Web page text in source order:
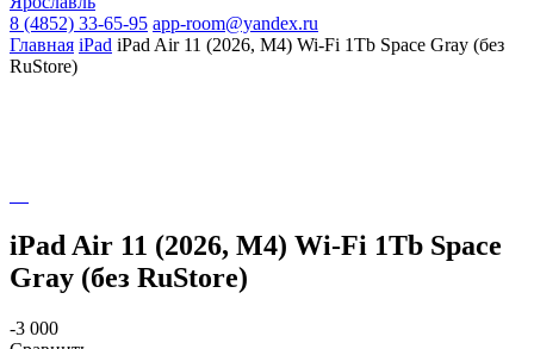
8 (4852) 33-65-95 app-room@yandex.ru
Главная iPad iPad Air 11 (2026, M4) Wi-Fi 1Tb Space Gray (без
RuStore)
iPad Air 11 (2026, M4) Wi-Fi 1Tb Space
Gray (без RuStore)
-3 000